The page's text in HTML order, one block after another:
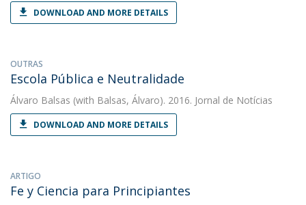
DOWNLOAD AND MORE DETAILS
OUTRAS
Escola Pública e Neutralidade
Álvaro Balsas (with Balsas, Álvaro). 2016. Jornal de Notícias
DOWNLOAD AND MORE DETAILS
ARTIGO
Fe y Ciencia para Principiantes